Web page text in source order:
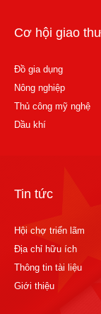
Cơ hội giao
Đồ gia dụng
Nông nghiệp
Thủ công mỹ nghệ
Dầu khí
Tin tức
Hội chợ triển lãm
Địa chỉ hữu ích
Thông tin tài liệu
Giới thiệu